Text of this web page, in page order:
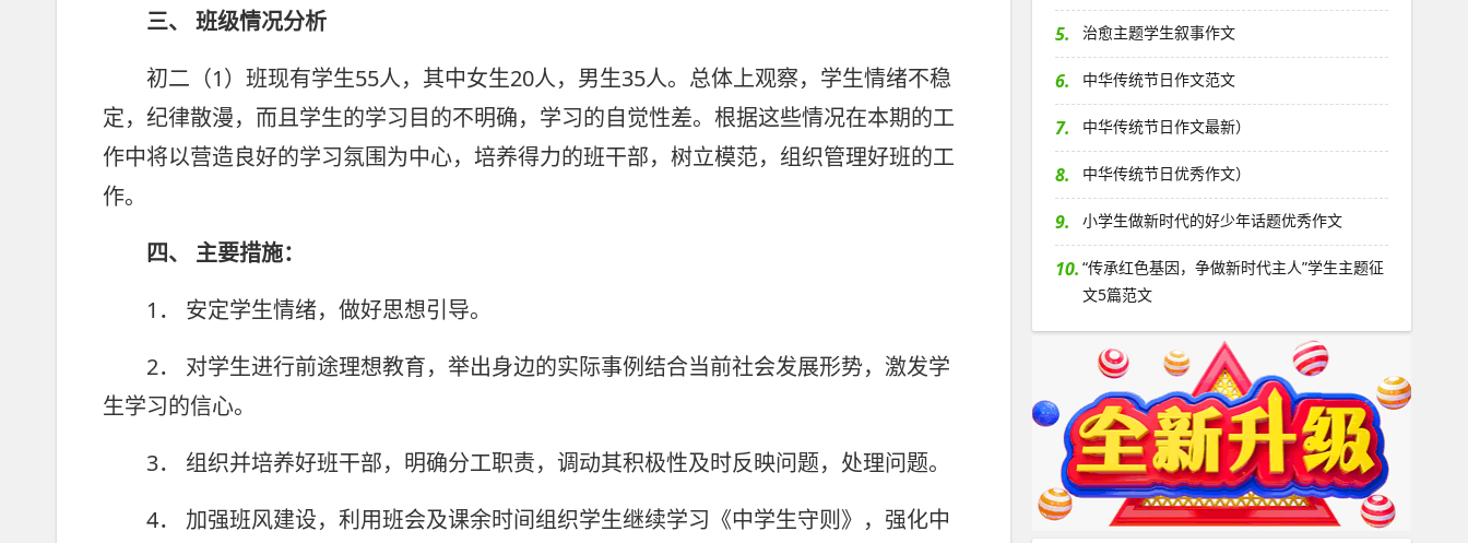
三、 班级情况分析
初二（1）班现有学生55人，其中女生20人，男生35人。总体上观察，学生情绪不稳
定，纪律散漫，而且学生的学习目的不明确，学习的自觉性差。根据这些情况在本期的工
作中将以营造良好的学习氛围为中心，培养得力的班干部，树立模范，组织管理好班的工
作。
四、 主要措施：
1． 安定学生情绪，做好思想引导。
2． 对学生进行前途理想教育，举出身边的实际事例结合当前社会发展形势，激发学
生学习的信心。
3． 组织并培养好班干部，明确分工职责，调动其积极性及时反映问题，处理问题。
4． 加强班风建设，利用班会及课余时间组织学生继续学习《中学生守则》，强化中
5. 治愈主题学生叙事作文
6. 中华传统节日作文范文
7. 中华传统节日作文最新）
8. 中华传统节日优秀作文）
9. 小学生做新时代的好少年话题优秀作文
10. “传承红色基因，争做新时代主人”学生主题征
文5篇范文